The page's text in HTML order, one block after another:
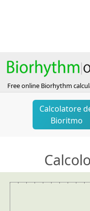
Free online Biorhythm
Calcolatore
Bioritmo